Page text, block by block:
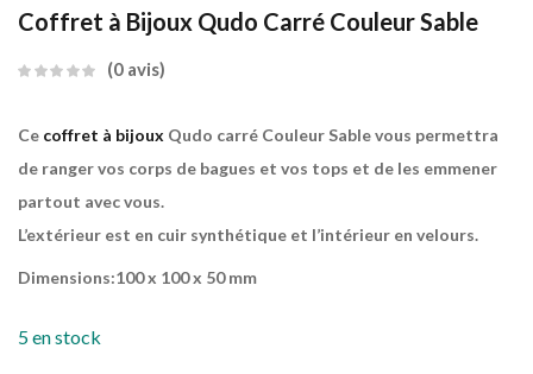
Coffret à Bijoux Qudo Carré Couleur Sable
0 avis
Ce coffret à bijoux Qudo carré Couleur Sable vous permettra
de ranger vos corps de bagues et vos tops et de les emmener
partout avec vous.
L’extérieur est en cuir synthétique et l’intérieur en velours.
Dimensions:100 x 100 x 50 mm
5 en stock